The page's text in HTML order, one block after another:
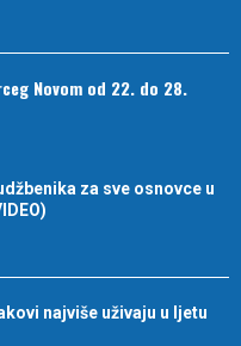
Novom od 22. do 28.
za sve osnovce u
najviše uživaju u ljetu